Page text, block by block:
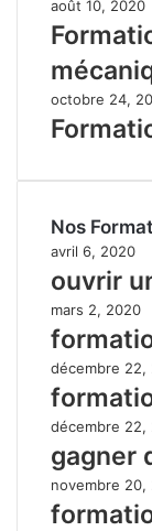
août 10, 2020
octobre 24,
Nos
avril 6, 2020
ouvrir
mars 2, 2020
décembre 22,
décembre 22,
gagner
novembre 20,